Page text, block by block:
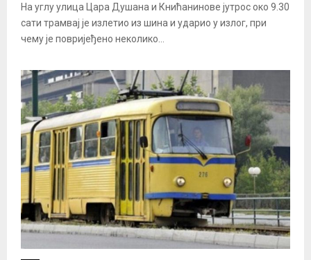
На углу улица Цара Душана и Книћанинове јутрос око 9.30
сати трамвај је излетио из шина и ударио у излог, при
чему је повријеђено неколико...